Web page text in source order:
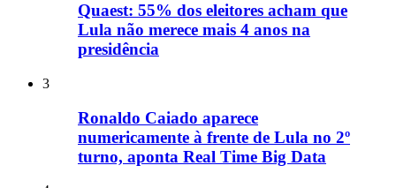
Quaest: 55% dos eleitores acham que
Lula não merece mais 4 anos na
presidência
3
Ronaldo Caiado aparece
numericamente à frente de Lula no 2º
turno, aponta Real Time Big Data